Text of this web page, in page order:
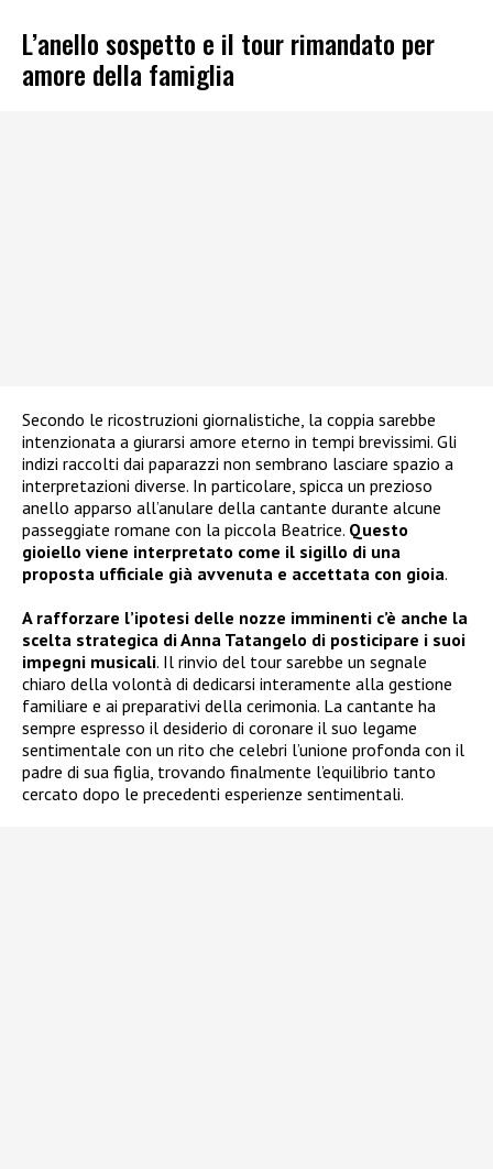
L’anello sospetto e il tour rimandato per
amore della famiglia
Secondo le ricostruzioni giornalistiche, la coppia sarebbe
intenzionata a giurarsi amore eterno in tempi brevissimi. Gli
indizi raccolti dai paparazzi non sembrano lasciare spazio a
interpretazioni diverse. In particolare, spicca un prezioso
anello apparso all’anulare della cantante durante alcune
passeggiate romane con la piccola Beatrice. Questo
gioiello viene interpretato come il sigillo di una
proposta ufficiale già avvenuta e accettata con gioia.
A rafforzare l’ipotesi delle nozze imminenti c’è anche la
scelta strategica di Anna Tatangelo di posticipare i suoi
impegni musicali. Il rinvio del tour sarebbe un segnale
chiaro della volontà di dedicarsi interamente alla gestione
familiare e ai preparativi della cerimonia. La cantante ha
sempre espresso il desiderio di coronare il suo legame
sentimentale con un rito che celebri l’unione profonda con il
padre di sua figlia, trovando finalmente l’equilibrio tanto
cercato dopo le precedenti esperienze sentimentali.